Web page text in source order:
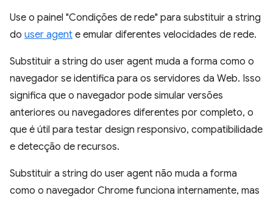
Use o painel "Condições de rede" para substituir a string
do user agent e emular diferentes velocidades de rede.
Substituir a string do user agent muda a forma como o
navegador se identifica para os servidores da Web. Isso
significa que o navegador pode simular versões
anteriores ou navegadores diferentes por completo, o
que é útil para testar design responsivo, compatibilidade
e detecção de recursos.
Substituir a string do user agent não muda a forma
como o navegador Chrome funciona internamente, mas